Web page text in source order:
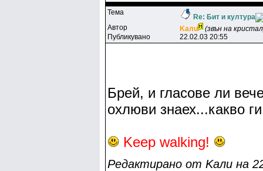
Тема
Re: Бит и култура
Автор
Kaлu
(звън на
Публикувано
22.02.03 20:55
Брей, и гласове ли
охлюви знаех...какво
Keep walking!
Редактирано от Kaлu на